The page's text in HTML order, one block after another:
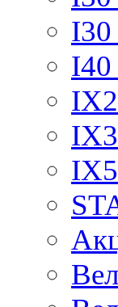
I40